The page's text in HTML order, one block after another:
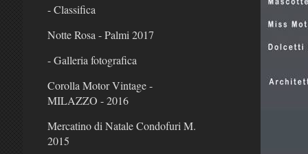
- Classifica
Notte Rosa - Palmi 2017
- Galleria fotografica
Corolla Motor Vintage -
MILAZZO - 2016
Mercatino di Natale Condofuri M.
2015